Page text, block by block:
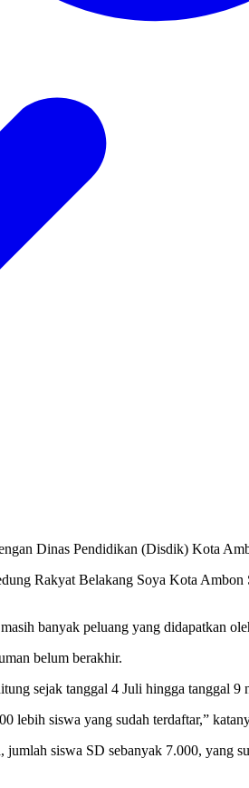
Dinas Pendidikan (Disdik) Kota
Rakyat Belakang Soya Kota Ambon
banyak peluang yang didapatkan
belum berakhir.
sejak tanggal 4 Juli hingga tanggal
lebih siswa yang sudah terdaftar,”
siswa SD sebanyak 7.000, yang